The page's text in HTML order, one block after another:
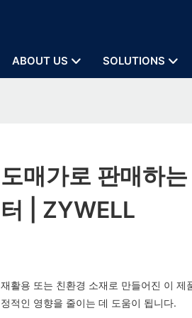
ABOUT US SOLUTIONS
도매가로 판매하
터 | ZYWELL
재활용 또는 친환경 소재로 만들어진 이
정적인 영향을 줄이는 데 도움이 됩니다.